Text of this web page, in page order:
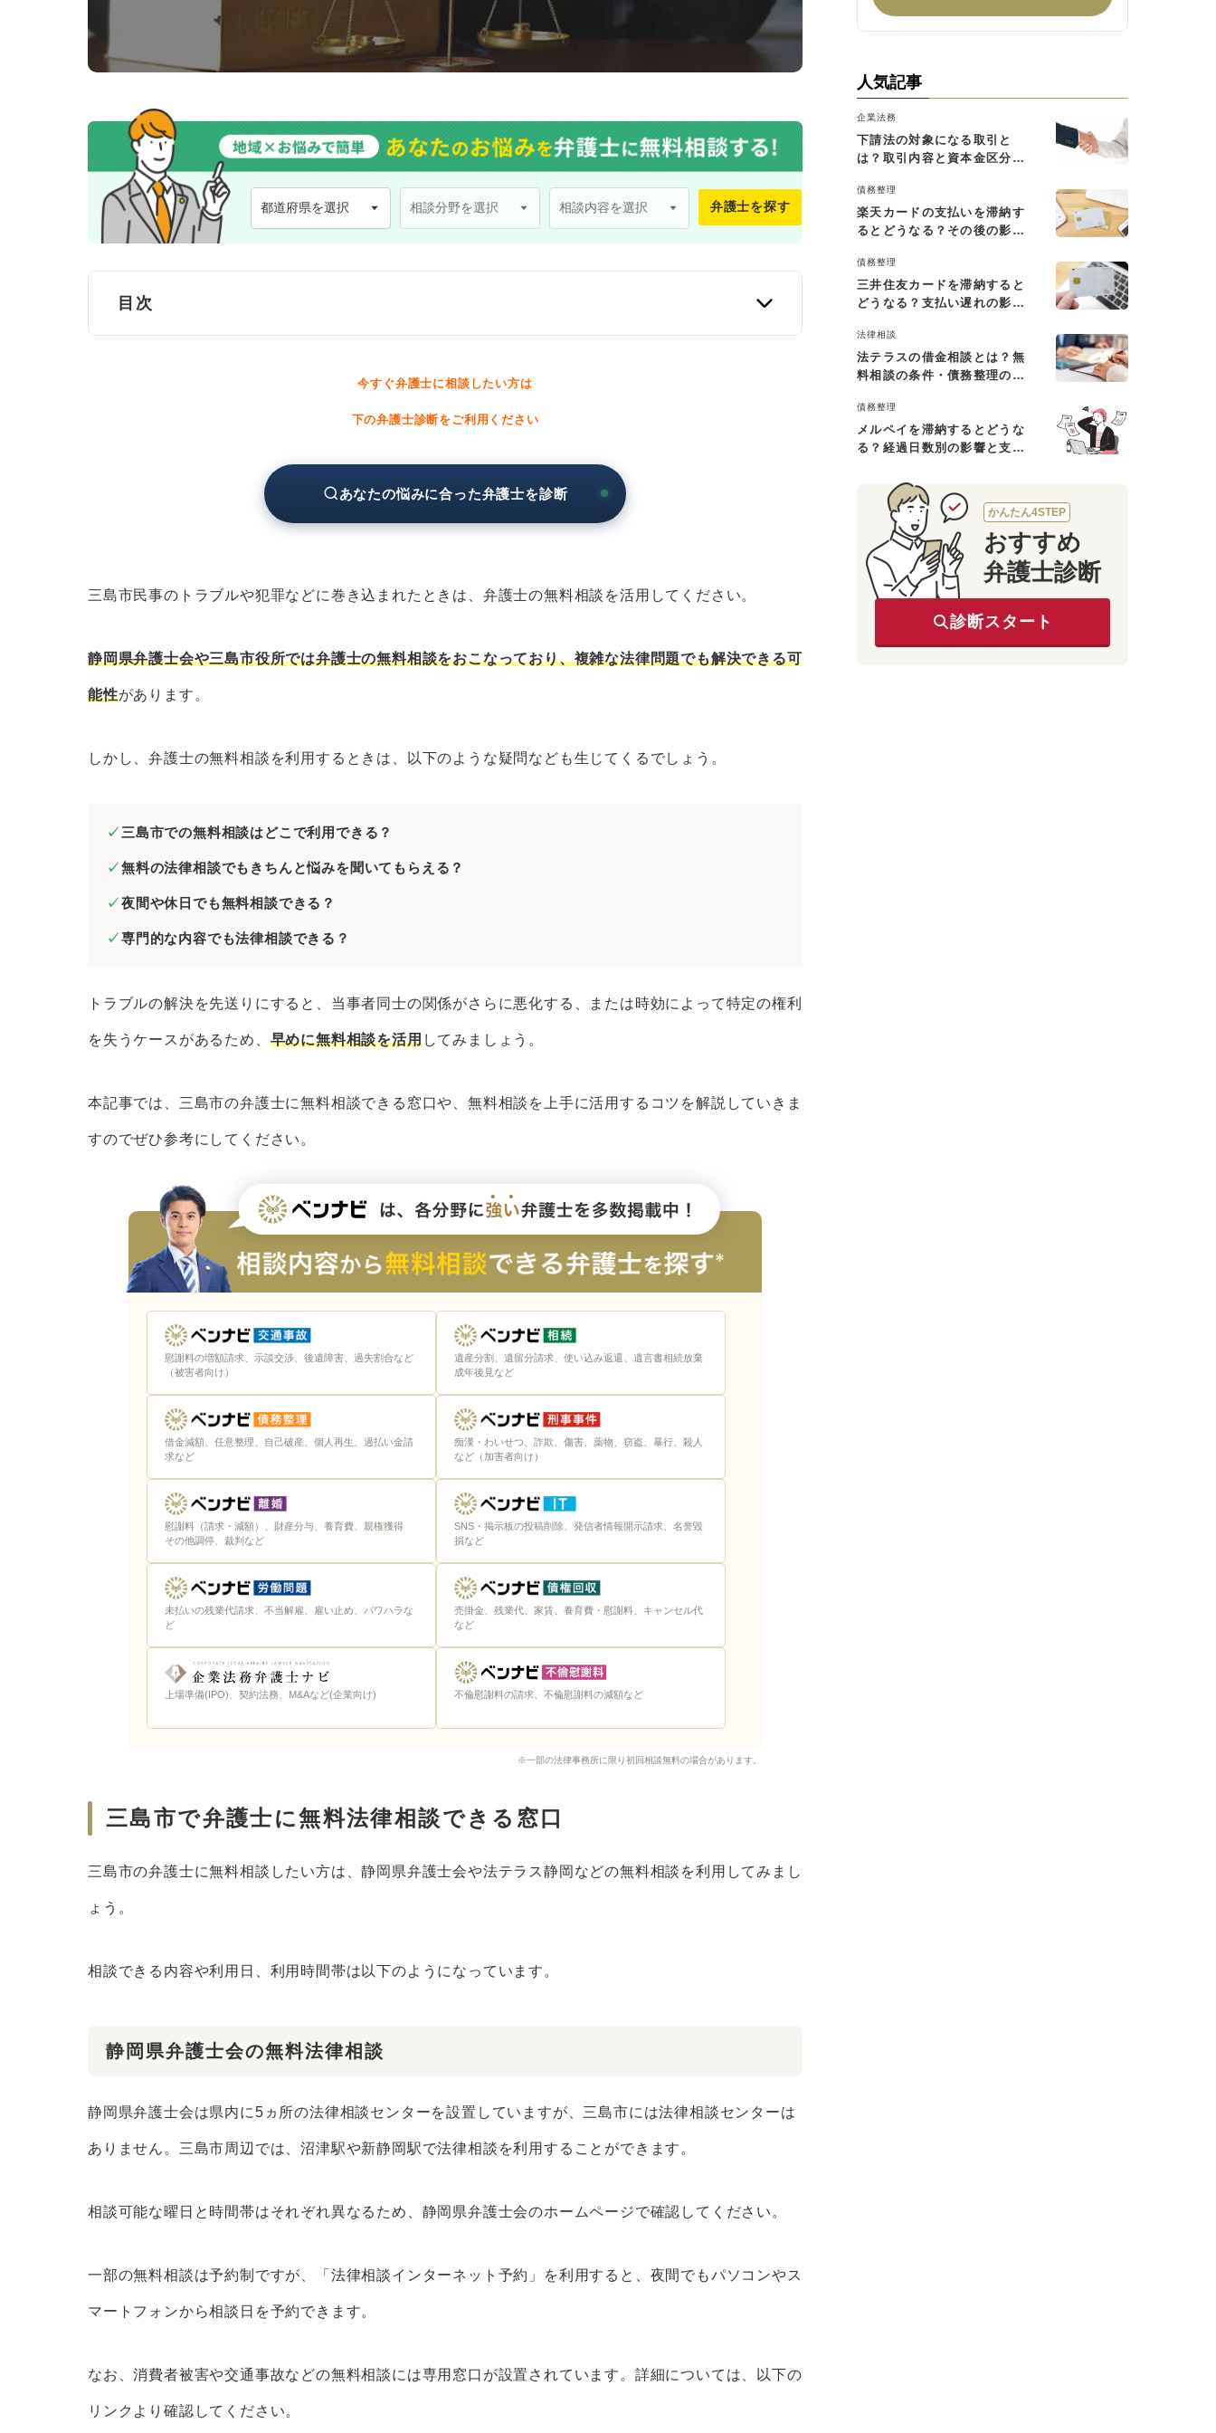
弁護士を探す
目次
三島市で弁護士に無料法律相談できる窓口
三島市役所の無料相談窓口
三島市の弁護士に分野別の無料法律相談をしたいとき
三島市の弁護士に労働問題の無料法律相談をしたいとき
三島市の弁護士に刑事事件の無料法律相談をしたいとき
三島市の弁護士に無料相談するときのコツ
三島市で法律問題を解決するときの弁護士の選び方
経歴の長い弁護士を選ぶ
専門書などを監修している弁護士を選ぶ
来所不要の弁護士を選ぶ
まとめ｜三島市で無料法律相談できる弁護士はベンナビで探そう
今すぐ弁護士に相談したい方は
下の弁護士診断をご利用ください
あなたの悩みに合った弁護士を診断
三島市民事のトラブルや犯罪などに巻き込まれたときは、弁護士の無料相談を活用してください。
静岡県弁護士会や三島市役所では弁護士の無料相談をおこなっており、複雑な法律問題でも解決できる可
能性があります。
しかし、弁護士の無料相談を利用するときは、以下のような疑問なども生じてくるでしょう。
三島市での無料相談はどこで利用できる？
無料の法律相談でもきちんと悩みを聞いてもらえる？
夜間や休日でも無料相談できる？
専門的な内容でも法律相談できる？
トラブルの解決を先送りにすると、当事者同士の関係がさらに悪化する、または時効によって特定の権利
を失うケースがあるため、 早めに無料相談を活用してみましょう。
本記事では、三島市の弁護士に無料相談できる窓口や、無料相談を上手に活用するコツを解説していきま
すのでぜひ参考にしてください。
慰謝料の増額請求、示談交渉、後遺障害、過失割合など
（被害者向け）
遺産分割、遺留分請求、使い込み返還、遺言書相続放棄
成年後見など
借金減額、任意整理、自己破産、個人再生、過払い金請
求など
痴漢・わいせつ、詐欺、傷害、薬物、窃盗、暴行、殺人
など（加害者向け）
慰謝料（請求・減額）、財産分与、養育費、親権獲得
その他調停、裁判など
SNS・掲示板の投稿削除、発信者情報開示請求、名誉毀
損など
未払いの残業代請求、不当解雇、雇い止め、パワハラな
ど
売掛金、残業代、家賃、養育費・慰謝料、キャンセル代
など
上場準備(IPO)、契約法務、M&Aなど(企業向け) 不倫慰謝料の請求、不倫慰謝料の減額など
※一部の法律事務所に限り初回相談無料の場合があります。
三島市で弁護士に無料法律相談できる窓口
三島市の弁護士に無料相談したい方は、静岡県弁護士会や法テラス静岡などの無料相談を利用してみまし
ょう。
相談できる内容や利用日、利用時間帯は以下のようになっています。
静岡県弁護士会の無料法律相談
静岡県弁護士会は県内に5ヵ所の法律相談センターを設置していますが、三島市には法律相談センターは
ありません。三島市周辺では、沼津駅や新静岡駅で法律相談を利用することができます。
相談可能な曜日と時間帯はそれぞれ異なるため、静岡県弁護士会のホームページで確認してください。
一部の無料相談は予約制ですが、「法律相談インターネット予約」を利用すると、夜間でもパソコンやス
マートフォンから相談日を予約できます。
なお、消費者被害や交通事故などの無料相談には専用窓口が設置されています。詳細については、以下の
リンクより確認してください。
人気記事
企業法務
下請法の対象になる取引と
は？取引内容と資本金区分に
債務整理
楽天カードの支払いを滞納す
るとどうなる？その後の影響
債務整理
三井住友カードを滞納すると
どうなる？支払い遅れの影響
法律相談
法テラスの借金相談とは？無
料相談の条件・債務整理の費
債務整理
メルペイを滞納するとどうな
る？経過日数別の影響と支払
かんたん4STEP
おすすめ
弁護士診断
診断スタート